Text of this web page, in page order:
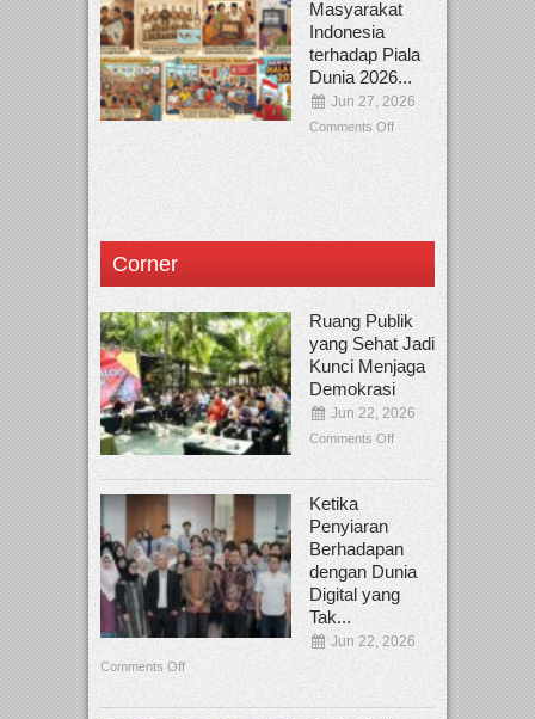
Masyarakat
Indonesia
terhadap Piala
Dunia 2026...
Jun 27, 2026
Comments Off
Corner
Ruang Publik
yang Sehat Jadi
Kunci Menjaga
Demokrasi
Jun 22, 2026
Comments Off
Ketika
Penyiaran
Berhadapan
dengan Dunia
Digital yang
Tak...
Jun 22, 2026
Comments Off